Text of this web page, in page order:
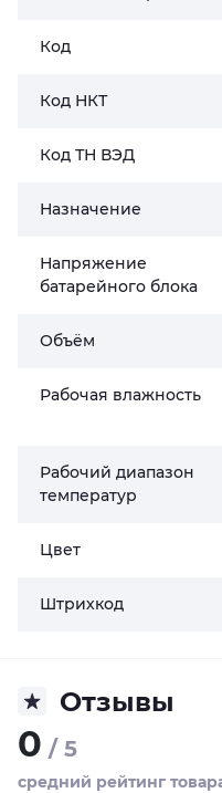
Код
Код НКТ
Код ТН ВЭД
Назначение
Напряжение
батарейного блока
Объём
Рабочая влажность
Рабочий диапазон
температур
Цвет
Штрихкод
Отзывы
0 / 5
средний рейтинг